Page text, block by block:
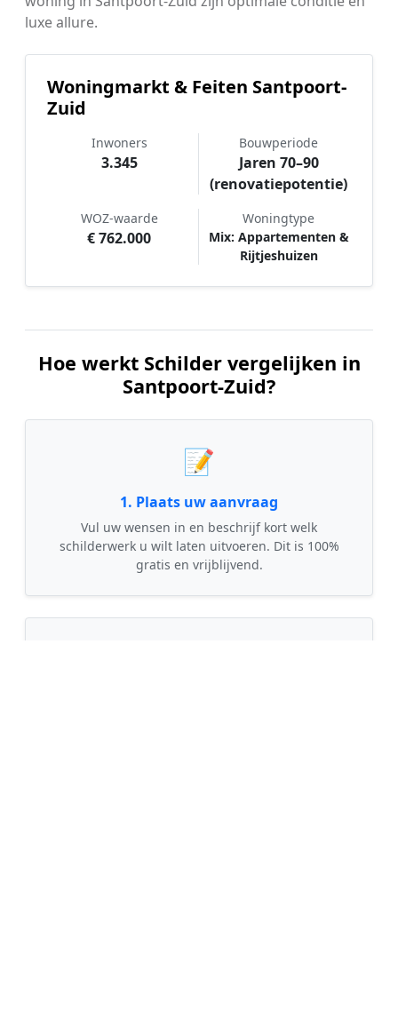
luxe allure.
Woningmarkt & Feiten Santpoort-
Zuid
Inwoners
3.345
Bouwperiode
Jaren 70–90
(renovatiepotentie)
WOZ-waarde
€ 762.000
Woningtype
Mix: Appartementen &
Rijtjeshuizen
Hoe werkt Schilder vergelijken in
Santpoort-Zuid?
📝
1. Plaats uw aanvraag
Vul uw wensen in en beschrijf kort welk
schilderwerk u wilt laten uitvoeren. Dit is 100%
gratis en vrijblijvend.